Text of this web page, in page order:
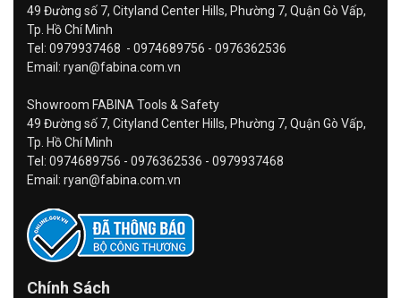
49 Đường số 7, Cityland Center Hills, Phường 7, Quận Gò Vấp,
Tp. Hồ Chí Minh
Tel: 0979937468 - 0974689756 - 0976362536
Email: ryan@fabina.com.vn
Showroom FABINA Tools & Safety
49 Đường số 7, Cityland Center Hills, Phường 7, Quận Gò Vấp,
Tp. Hồ Chí Minh
Tel: 0974689756 - 0976362536 - 0979937468
Email: ryan@fabina.com.vn
Chính Sách